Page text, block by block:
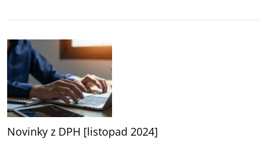
Novinky z DPH [listopad 2024]